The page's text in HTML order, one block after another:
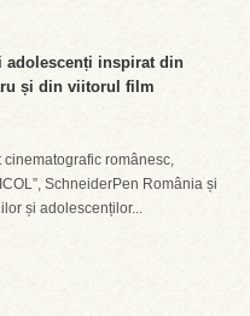
adolescenți inspirat din
și din viitorul film
românesc,
SchneiderPen România și
și adolescenților...